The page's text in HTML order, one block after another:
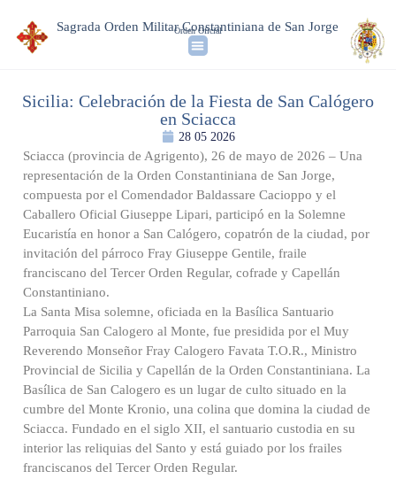
Sagrada Orden Militar Constantiniana de San Jorge
Orden Oficial
Sicilia: Celebración de la Fiesta de San Calógero
en Sciacca
28 05 2026
Sciacca (provincia de Agrigento), 26 de mayo de 2026 – Una
representación de la Orden Constantiniana de San Jorge,
compuesta por el Comendador Baldassare Cacioppo y el
Caballero Oficial Giuseppe Lipari, participó en la Solemne
Eucaristía en honor a San Calógero, copatrón de la ciudad, por
invitación del párroco Fray Giuseppe Gentile, fraile
franciscano del Tercer Orden Regular, cofrade y Capellán
Constantiniano.
La Santa Misa solemne, oficiada en la Basílica Santuario
Parroquia San Calogero al Monte, fue presidida por el Muy
Reverendo Monseñor Fray Calogero Favata T.O.R., Ministro
Provincial de Sicilia y Capellán de la Orden Constantiniana. La
Basílica de San Calogero es un lugar de culto situado en la
cumbre del Monte Kronio, una colina que domina la ciudad de
Sciacca. Fundado en el siglo XII, el santuario custodia en su
interior las reliquias del Santo y está guiado por los frailes
franciscanos del Tercer Orden Regular.